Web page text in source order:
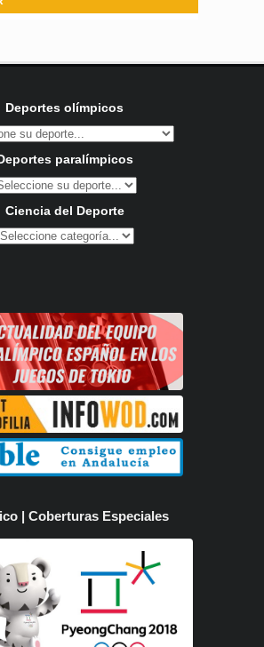
Deportes olímpicos
paralímpicos
Ciencia del Deporte
| Coberturas Especiales